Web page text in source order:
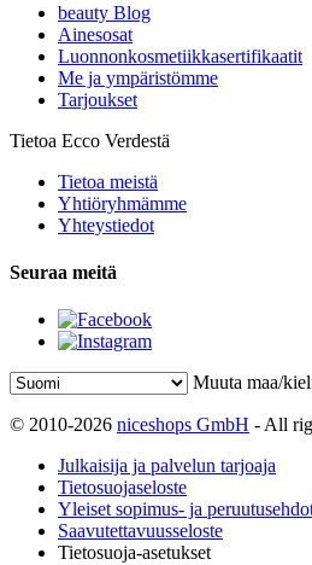
beauty Blog
Ainesosat
Luonnonkosmetiikkasertifikaatit
Me ja ympäristömme
Tarjoukset
Tietoa Ecco Verdestä
Tietoa meistä
Yhtiöryhmämme
Yhteystiedot
Seuraa meitä
Muuta maa/
© 2010-2026 niceshops GmbH - All
Julkaisija ja palvelun tarjoaja
Tietosuojaseloste
Yleiset sopimus- ja
Saavutettavuusseloste
Tietosuoja-asetukset